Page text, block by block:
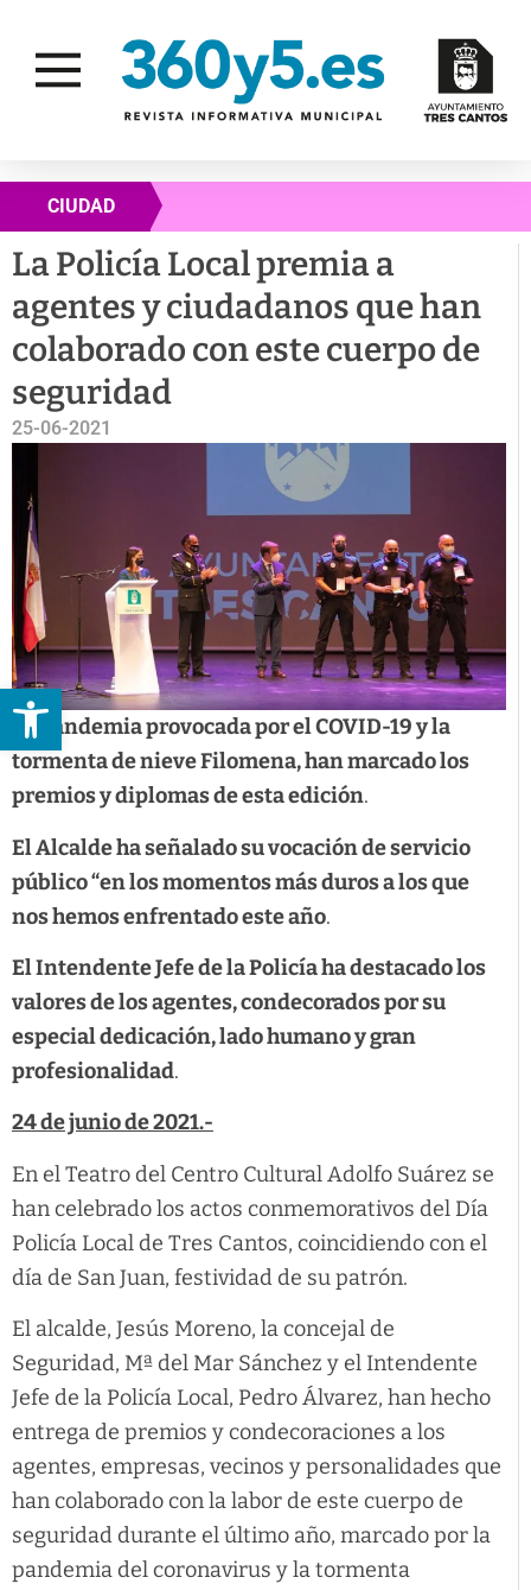
Abrir barra de herramientas
CIUDAD
La Policía Local premia a
agentes y ciudadanos que han
colaborado con este cuerpo de
seguridad
25-06-2021
La pandemia provocada por el COVID-19 y la
tormenta de nieve Filomena, han marcado los
premios y diplomas de esta edición.
El Alcalde ha señalado su vocación de servicio
público “en los momentos más duros a los que
nos hemos enfrentado este año.
El Intendente Jefe de la Policía ha destacado los
valores de los agentes, condecorados por su
especial dedicación, lado humano y gran
profesionalidad.
24 de junio de 2021.-
En el Teatro del Centro Cultural Adolfo Suárez se
han celebrado los actos conmemorativos del Día
Policía Local de Tres Cantos, coincidiendo con el
día de San Juan, festividad de su patrón.
El alcalde, Jesús Moreno, la concejal de
Seguridad, Mª del Mar Sánchez y el Intendente
Jefe de la Policía Local, Pedro Álvarez, han hecho
entrega de premios y condecoraciones a los
agentes, empresas, vecinos y personalidades que
han colaborado con la labor de este cuerpo de
seguridad durante el último año, marcado por la
pandemia del coronavirus y la tormenta